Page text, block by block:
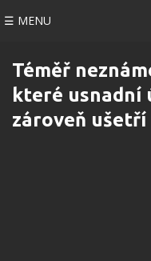
☰ MENU
Téměř
které usnadní
zároveň ušetří